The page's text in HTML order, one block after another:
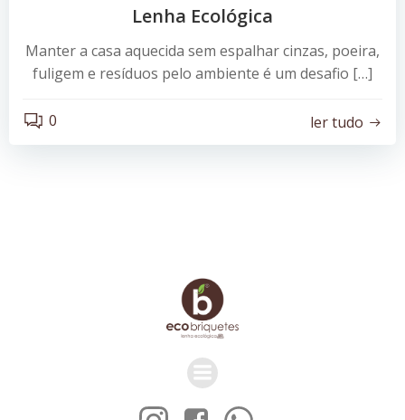
Lenha Ecológica
Manter a casa aquecida sem espalhar cinzas, poeira,
fuligem e resíduos pelo ambiente é um desafio […]
0 ler tudo